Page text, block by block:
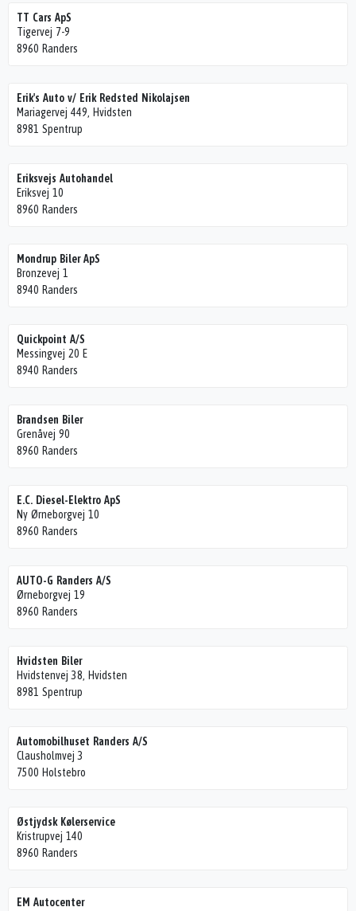
TT Cars ApS
Tigervej 7-9
8960 Randers
Erik's Auto v/ Erik Redsted Nikolajsen
Mariagervej 449, Hvidsten
8981 Spentrup
Eriksvejs Autohandel
Eriksvej 10
8960 Randers
Mondrup Biler ApS
Bronzevej 1
8940 Randers
Quickpoint A/S
Messingvej 20 E
8940 Randers
Brandsen Biler
Grenåvej 90
8960 Randers
E.C. Diesel-Elektro ApS
Ny Ørneborgvej 10
8960 Randers
AUTO-G Randers A/S
Ørneborgvej 19
8960 Randers
Hvidsten Biler
Hvidstenvej 38, Hvidsten
8981 Spentrup
Automobilhuset Randers A/S
Clausholmvej 3
7500 Holstebro
Østjydsk Kølerservice
Kristrupvej 140
8960 Randers
EM Autocenter